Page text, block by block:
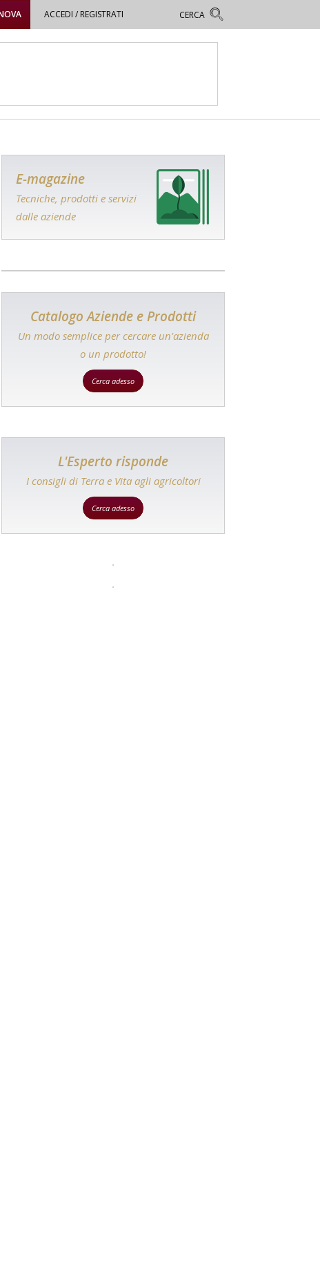
ACCEDI / REGISTRATI
E-magazine
Tecniche, prodotti e servizi
dalle aziende
Catalogo Aziende e Prodotti
Un modo semplice per cercare un'azienda
o un prodotto!
Cerca adesso
L'Esperto risponde
I consigli di Terra e Vita agli agricoltori
Cerca adesso